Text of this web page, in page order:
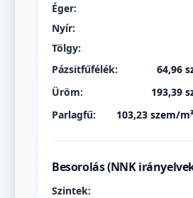
Éger:
Nyír:
Tölgy:
Pázsitfűfélék:
64,96
Üröm: 193,39
Parlagfű: 103,23 szem/m³
Besorolás (NNK
Szintek: